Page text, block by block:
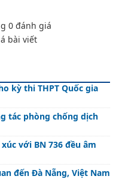
0 đánh giá
bài viết
kỳ thi THPT Quốc gia
tác phòng chống dịch
với BN 736 đều âm
đến Đà Nẵng, Việt Nam